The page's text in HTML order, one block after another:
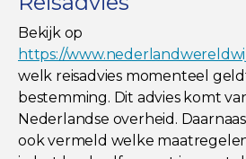
Bekijk op
https://
welk reisadvies momenteel
bestemming. Dit advies komt
Nederlandse overheid.
ook vermeld welke